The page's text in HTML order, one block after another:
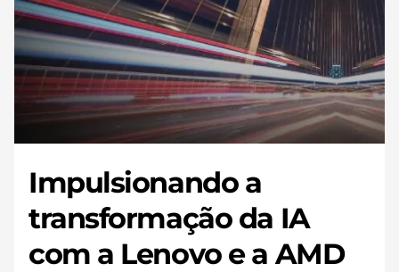
Impulsionando a
transformação da IA
com a Lenovo e a AMD